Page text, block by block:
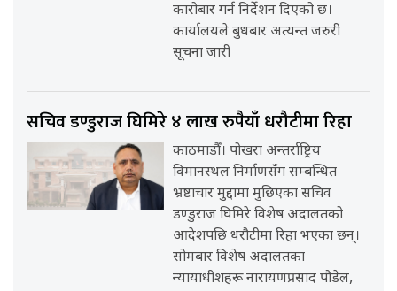
कारोबार गर्न निर्देशन दिएको छ।
कार्यालयले बुधबार अत्यन्त जरुरी
सूचना जारी
सचिव डण्डुराज घिमिरे ४ लाख रुपैयाँ धरौटीमा रिहा
काठमाडौँ। पोखरा अन्तर्राष्ट्रिय
विमानस्थल निर्माणसँग सम्बन्धित
भ्रष्टाचार मुद्दामा मुछिएका सचिव
डण्डुराज घिमिरे विशेष अदालतको
आदेशपछि धरौटीमा रिहा भएका छन्।
सोमबार विशेष अदालतका
न्यायाधीशहरू नारायणप्रसाद पौडेल,